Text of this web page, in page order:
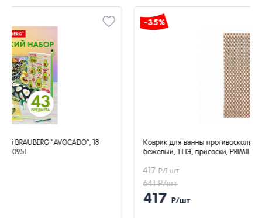
Коврик для ванны противоскользящий 66х36см, "Мозаика",
бежевый, ТПЭ, присоски, PRIMILA, 700387